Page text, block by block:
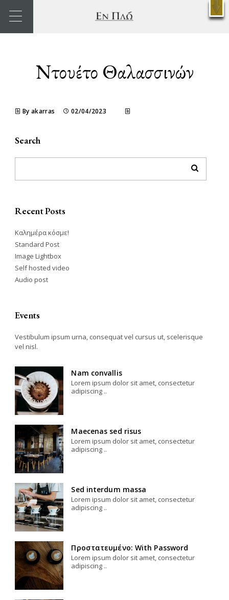
X
Κρατήσεις
Ντουέτο Θαλασσινών
By akarras 02/04/2023
Search
Recent Posts
Καλημέρα κόσμε!
Standard Post
Image Lightbox
Self hosted video
Audio post
Events
Vestibulum ipsum urna, consequat vel cursus ut, scelerisque
vel nisl.
Nam convallis
Lorem ipsum dolor sit amet, consectetur
adipiscing ..
Maecenas sed risus
Lorem ipsum dolor sit amet, consectetur
adipiscing ..
Sed interdum massa
Lorem ipsum dolor sit amet, consectetur
adipiscing ..
Πρoστατευμένο: With Password
Lorem ipsum dolor sit amet, consectetur
adipiscing ..